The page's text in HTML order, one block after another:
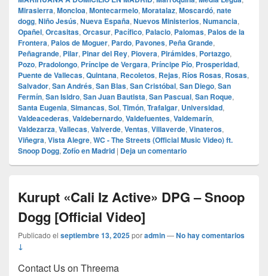
Mirasierra, Moncloa, Montecarmelo, Moratalaz, Moscardó, nate
dogg, Niño Jesús, Nueva España, Nuevos Ministerios, Numancia,
Opañel, Orcasitas, Orcasur, Pacífico, Palacio, Palomas, Palos de la
Frontera, Palos de Moguer, Pardo, Pavones, Peña Grande,
Peñagrande, Pilar, Pinar del Rey, Piovera, Pirámides, Portazgo,
Pozo, Pradolongo, Príncipe de Vergara, Príncipe Pío, Prosperidad,
Puente de Vallecas, Quintana, Recoletos, Rejas, Ríos Rosas, Rosas,
Salvador, San Andrés, San Blas, San Cristóbal, San Diego, San
Fermín, San Isidro, San Juan Bautista, San Pascual, San Roque,
Santa Eugenia, Simancas, Sol, Timón, Trafalgar, Universidad,
Valdeacederas, Valdebernardo, Valdefuentes, Valdemarín,
Valdezarza, Vallecas, Valverde, Ventas, Villaverde, Vinateros,
Viñegra, Vista Alegre, WC - The Streets (Official Music Video) ft.
Snoop Dogg, Zofío en Madrid | Deja un comentario
Kurupt «Cali Iz Active» DPG – Snoop
Dogg [Official Video]
Publicado el septiembre 13, 2025poradmin—No hay comentarios
↓
Contact Us on Threema